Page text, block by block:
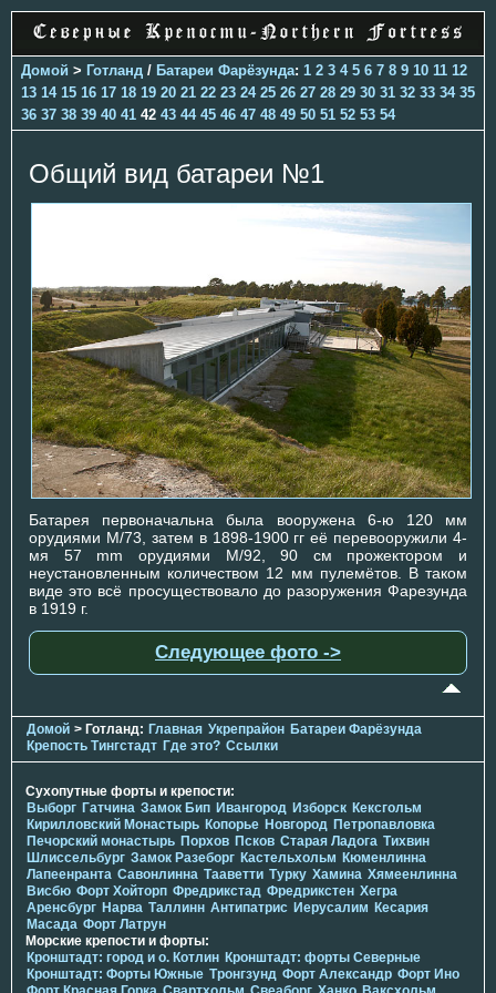
Домой > Готланд / Батареи Фарёзунда: 1 2 3 4 5 6 7 8 9 10 11 12
13 14 15 16 17 18 19 20 21 22 23 24 25 26 27 28 29 30 31 32 33 34 35
36 37 38 39 40 41 42 43 44 45 46 47 48 49 50 51 52 53 54
Общий вид батареи №1
Батарея первоначальна была вооружена 6-ю 120 мм
орудиями M/73, затем в 1898-1900 гг её перевооружили 4-
мя 57 mm орудиями M/92, 90 см прожектором и
неустановленным количеством 12 мм пулемётов. В таком
виде это всё просуществовало до разоружения Фарезунда
в 1919 г.
Следующее фото ->
Домой > Готланд: Главная Укрепрайон Батареи Фарёзунда
Крепость Тингстадт Где это? Ссылки
Сухопутные форты и крепости:
Выборг Гатчина Замок Бип Ивангород Изборск Кексгольм
Кирилловский Монастырь Копорье Новгород Петропавловка
Печорcкий монастырь Порхов Псков Старая Ладога Тихвин
Шлиссельбург Замок Разеборг Кастельхольм Кюменлинна
Лапеенранта Савонлинна Тааветти Турку Хамина Хямеенлинна
Висбю Форт Хойторп Фредрикстад Фредрикстен Хегра
Аренсбург Нарва Таллинн Антипатрис Иерусалим Кесария
Масада Форт Латрун
Морские крепости и форты:
Кронштадт: город и о. Котлин Кронштадт: форты Северные
Кронштадт: Форты Южные Тронгзунд Форт Александр Форт Ино